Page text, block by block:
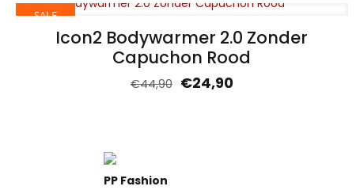
SALE
Icon2 Bodywarmer 2.0 Zonder
Capuchon Rood
€44,90 €24,90
PP Fashion